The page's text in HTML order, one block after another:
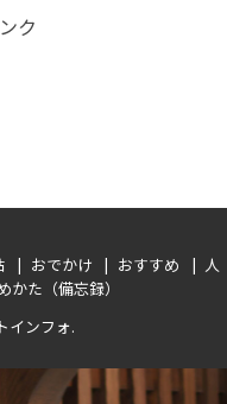
ク
おでかけ おすすめ
人
かた（備忘録）
インフォ.